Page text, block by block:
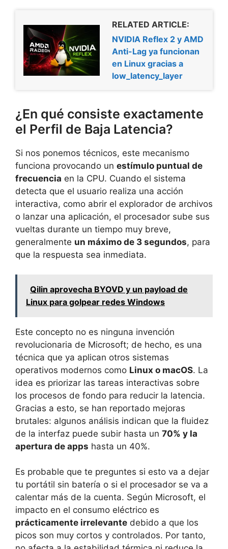
RELATED ARTICLE:
NVIDIA Reflex 2 y AMD
Anti-Lag ya funcionan
en Linux gracias a
low_latency_layer
¿En qué consiste exactamente
el Perfil de Baja Latencia?
Si nos ponemos técnicos, este mecanismo
funciona provocando un estímulo puntual de
frecuencia en la CPU. Cuando el sistema
detecta que el usuario realiza una acción
interactiva, como abrir el explorador de archivos
o lanzar una aplicación, el procesador sube sus
vueltas durante un tiempo muy breve,
generalmente un máximo de 3 segundos, para
que la respuesta sea inmediata.
Qilin aprovecha BYOVD y un payload de
Linux para golpear redes Windows
Este concepto no es ninguna invención
revolucionaria de Microsoft; de hecho, es una
técnica que ya aplican otros sistemas
operativos modernos como Linux o macOS. La
idea es priorizar las tareas interactivas sobre
los procesos de fondo para reducir la latencia.
Gracias a esto, se han reportado mejoras
brutales: algunos análisis indican que la fluidez
de la interfaz puede subir hasta un 70% y la
apertura de apps hasta un 40%.
Es probable que te preguntes si esto va a dejar
tu portátil sin batería o si el procesador se va a
calentar más de la cuenta. Según Microsoft, el
impacto en el consumo eléctrico es
prácticamente irrelevante debido a que los
picos son muy cortos y controlados. Por tanto,